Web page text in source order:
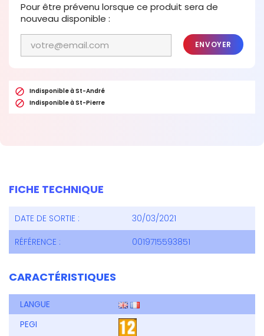
Pour être prévenu lorsque ce produit sera de
nouveau disponible :
ENVOYER
 Indisponible à St-André
 Indisponible à St-Pierre
FICHE TECHNIQUE
DATE DE SORTIE :
30/03/2021
RÉFÉRENCE :
0019715593851
CARACTÉRISTIQUES
LANGUE
PEGI